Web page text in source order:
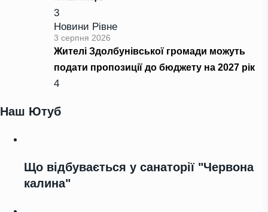
3
Новини Рівне
3 серпня 2026
Жителі Здолбунівської громади можуть
подати пропозиції до бюджету на 2027 рік
4
Наш Ютуб
Що відбувається у санаторії "Червона
калина"